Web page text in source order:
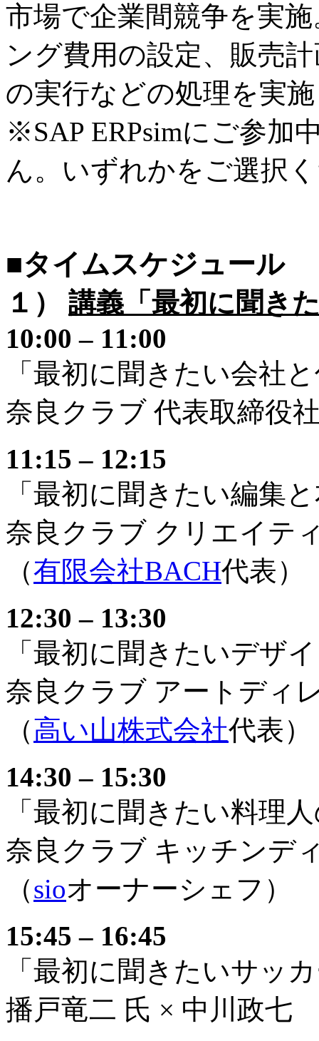
市場で企業間競争を実
ング費用の設定、販売
の実行などの処理を実
※SAP ERPsimにご参加
ん。いずれかをご選択
■タイムスケジュール
１） 講義「最初に聞き
10:00 – 11:00
「最初に聞きたい会社
奈良クラブ 代表取締役
11:15 – 12:15
「最初に聞きたい編集
奈良クラブ クリエイテ
（有限会社BACH代表
12:30 – 13:30
「最初に聞きたいデザ
奈良クラブ アートディ
（高い山株式会社代表
14:30 – 15:30
「最初に聞きたい料理
奈良クラブ キッチンデ
（sioオーナーシェフ）
15:45 – 16:45
「最初に聞きたいサッ
播戸竜二 氏 × 中川政七